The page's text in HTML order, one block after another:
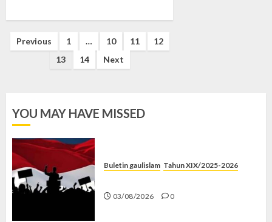
Posts
pagination
Previous 1 … 10 11
12
13
14 Next
YOU MAY HAVE MISSED
Buletin gaulislam Tahun XIX/2025-2026
03/08/2026 0